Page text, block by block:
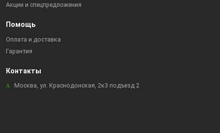
Акции и спецпредложения
Помощь
Оплата и доставка
Гарантия
Контакты
Москва, ул. Краснодонская, 2к3 подъезд 2